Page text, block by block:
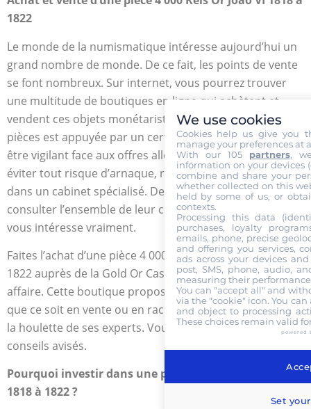
1822
Le monde de la numismatique intéresse aujourd’hui un
grand nombre de monde. De ce fait, les points de vente
se font nombreux. Sur internet, vous pourrez trouver
une multitude de boutiques en ligne qui achètent et
vendent ces objets monétaristes. L’authenticité des
pièces est appuyée par un certificat. Cependant, il faut
être vigilant face aux offres alléchantes. Si vous voulez
éviter tout risque d’arnaque, rendez-vous directement
dans un cabinet spécialisé. De plus, vous pourrez y
consulter l’ensemble de leur collection et trouver ce qui
vous intéresse vraiment.
Faites l’achat d’une pièce 4 000 Reis Or Joao VI 1818 à
1822 auprès de la Gold Or Cash pour faire une bonne
affaire. Cette boutique propose les meilleures offres,
que ce soit en vente ou en rachat. Le service se fait sous
la houlette de ses experts. Vous bénéficierez de leurs
conseils avisés.
Pourquoi investir dans une pièce 4 000 Reis Or Joao VI
1818 à 1822 ?
We use cookies
Cookies help us give you
manage your preferences at
With our 105 partners,
information on your devices
combine and share your
whether collected on this
held by some of us, or
contexts.
Processing this data
purchases, loyalty
emails, phone, precise
and offering you services,
ads across your devices
post, SMS, phone, audio,
measuring their
You can "accept all" and
via the "cookie" icon. You
and object to processing
These choices remain valid
powered
Set